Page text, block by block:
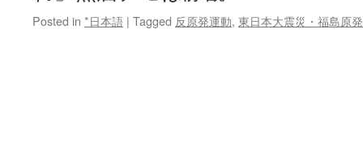
Posted in *日本語 | Tagged 反原発運動, 東日本大震災・福島原発